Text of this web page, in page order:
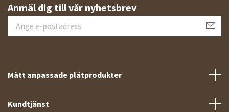
Anmäl dig till vår nyhetsbrev
Mått anpassade plåtprodukter
Kundtjänst